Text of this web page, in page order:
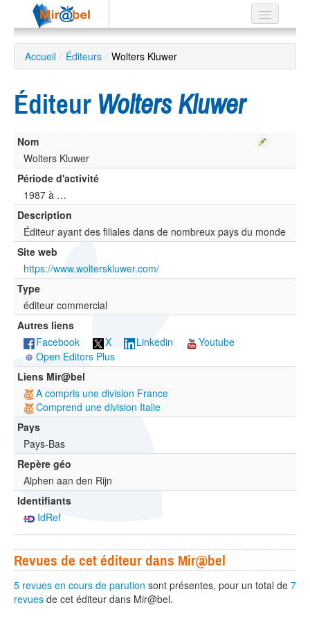
Le réseau
Soutien
Listes
Recherche
avancée
EN
ES
?
Accueil / Éditeurs / Wolters Kluwer
Éditeur Wolters Kluwer
Nom
Wolters Kluwer
Période d'activité
1987 à …
Description
Éditeur ayant des filiales dans de nombreux pays du monde
Site web
https://www.wolterskluwer.com/
Type
éditeur commercial
Autres liens
Facebook
X Linkedin
Youtube
Open Editors Plus
Liens Mir@bel
A compris une division France
Comprend une division Italie
Pays
Pays-Bas
Repère géo
Alphen aan den Rijn
Identifiants
IdRef
Revues de cet éditeur dans Mir@bel
5 revues en cours de parution sont présentes, pour un total de 7
revues de cet éditeur dans Mir@bel.